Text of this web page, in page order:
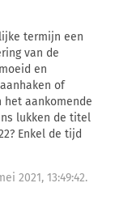
termijn een
van de
en
of
het aankomende
lukken de titel
Enkel de tijd
2021, 13:49:42.